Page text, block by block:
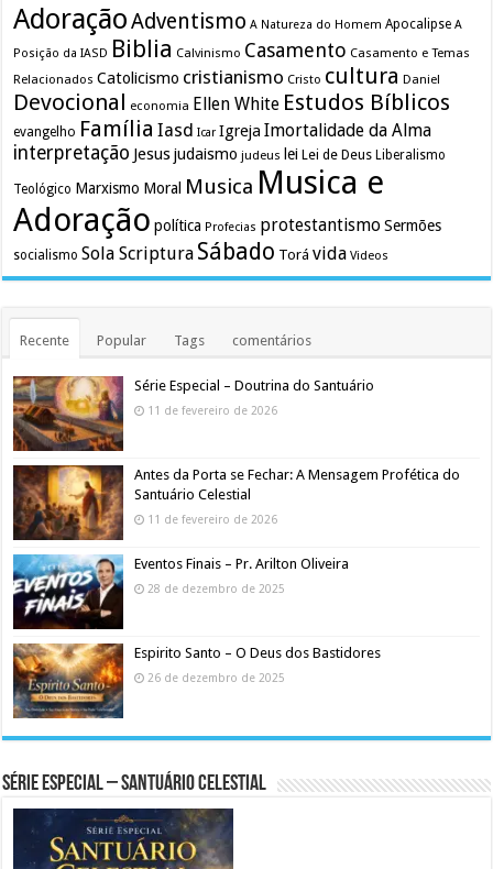
AdoraçãoAdventismo A Natureza do Homem Apocalipse A
Posição da IASD Biblia Calvinismo Casamento Casamento e Temas
Relacionados Catolicismo cristianismo Cristo cultura Daniel
Devocional economia Ellen White Estudos Bíblicos
evangelho Família Iasd Icar Igreja Imortalidade da Alma
interpretação Jesusjudaismo judeus lei Lei de Deus Liberalismo
Teológico Marxismo Moral Musica Musica e
Adoração política Profecias protestantismo Sermões
socialismo Sola Scriptura Sábado Torá vida Videos
Recente Popular Tags comentários
Série Especial – Doutrina do Santuário
11 de fevereiro de 2026
Antes da Porta se Fechar: A Mensagem Profética do
Santuário Celestial
11 de fevereiro de 2026
Eventos Finais – Pr. Arilton Oliveira
28 de dezembro de 2025
Espirito Santo – O Deus dos Bastidores
26 de dezembro de 2025
Série Especial – Santuário Celestial